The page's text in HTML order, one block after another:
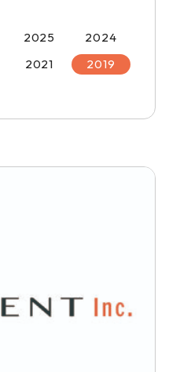
2025
2024
2021
2019